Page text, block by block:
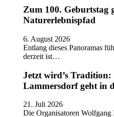
Zum 100. Geburtstag
Naturerlebnispfad
6. August 2026
Entlang dieses Panoramas
derzeit ist…
Jetzt wird’s
Lammersdorf geht in
21. Juli 2026
Die Organisatoren